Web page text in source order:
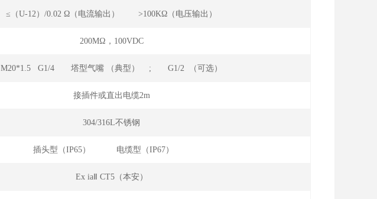
≤（U-12）/0.02 Ω（电流输出） >100KΩ（电压输出）
200MΩ，100VDC
M20*1.5 G1/4 塔型气嘴 （典型） ; G1/2 （可选）
接插件或直出电缆2m
304/316L不锈钢
插头型（IP65） 电缆型（IP67）
Ex iaⅡ CT5（本安）